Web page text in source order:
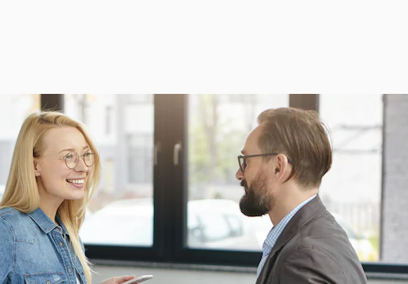
платформа для создания
лучших работ. Более 1 миллиона
среди креаторов,
агентств и студий.
Pусский
Продукция
Spaces
ИИ-помощник
Генератор
изображений ИИ
Генератор видео
Начать
Academy
Документация по
Пакету ИИ
Служба
поддержки